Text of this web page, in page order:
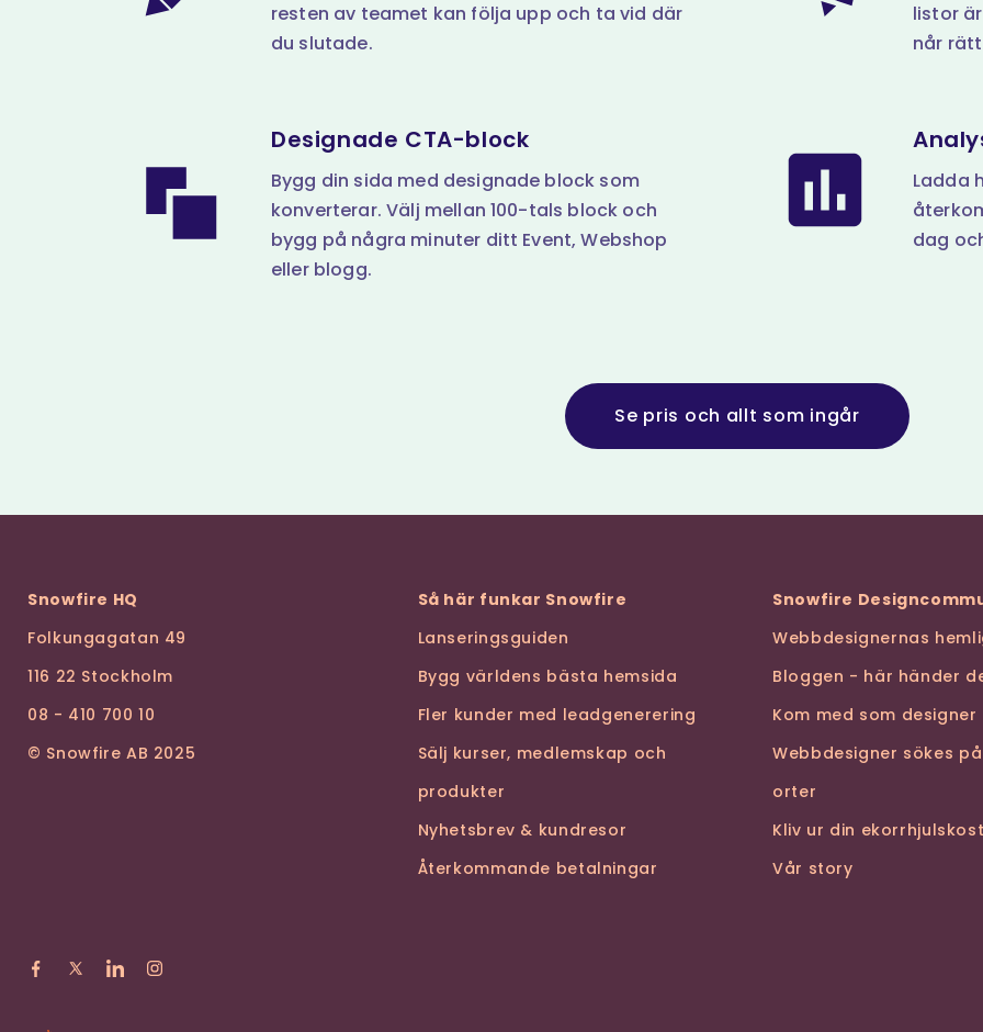
resten av teamet kan följa upp och ta vid där
du slutade.
listor
når
Designade CTA-block
Bygg din sida med designade block som
konverterar. Välj mellan 100-tals block och
bygg på några minuter ditt Event, Webshop
eller blogg.
Ladda
dag
Se pris och allt som ingår
Snowfire HQ
Folkungagatan 49
116 22 Stockholm
08 - 410 700 10
© Snowfire AB 2025
Så här funkar Snowfire
Lanseringsguiden
Bygg världens bästa hemsida
Fler kunder med leadgenerering
Sälj kurser, medlemskap och
produkter
Nyhetsbrev & kundresor
Återkommande betalningar
Snowfire
Webbdesignernas
Bloggen - här händer
Kom med som designer
Webbdesigner sökes
orter
Kliv ur din
Vår story